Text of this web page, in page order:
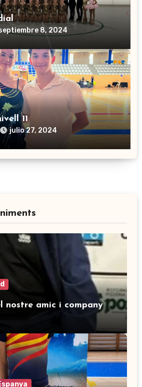
8, 2024
11
julio 27, 2024
nostre amic i company